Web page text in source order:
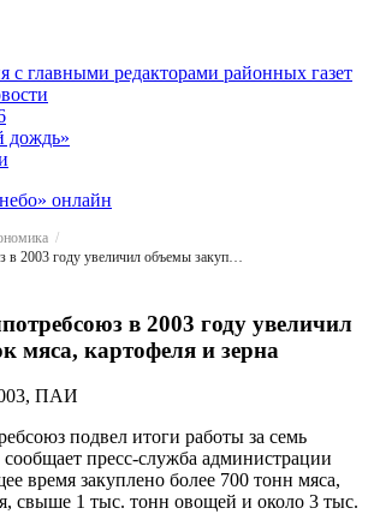
с главными редакторами районных газет
дождь»
онлайн
Псковский облпотребсоюз в 2003 году увеличил объемы закупок мяса, картофеля и зерна
в 2003 году увеличил
мяса, картофеля и зерна
ПАИ
подвел итоги работы за семь
сообщает пресс-служба администрации
время закуплено более 700 тонн мяса,
свыше 1 тыс. тонн овощей и около 3 тыс.